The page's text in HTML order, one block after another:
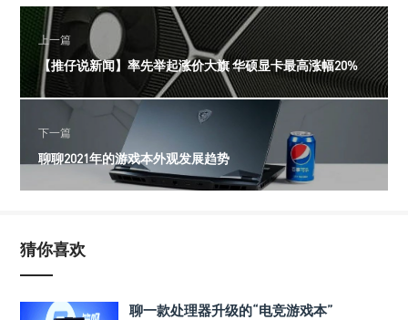
上一篇
【推仔说新闻】率先举起涨价大旗 华硕显卡最高涨幅20%
下一篇
聊聊2021年的游戏本外观发展趋势
猜你喜欢
聊一款处理器升级的“电竞游戏本”